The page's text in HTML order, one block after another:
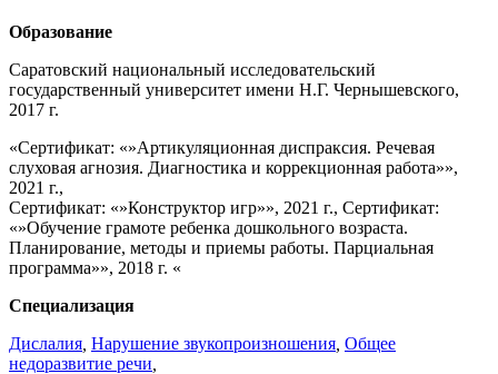
Образование
Саратовский национальный исследовательский
государственный университет имени Н.Г. Чернышевского,
2017 г.
«Сертификат: «»Артикуляционная диспраксия. Речевая
слуховая агнозия. Диагностика и коррекционная работа»»,
2021 г.,
Сертификат: «»Конструктор игр»», 2021 г., Сертификат:
«»Обучение грамоте ребенка дошкольного возраста.
Планирование, методы и приемы работы. Парциальная
программа»», 2018 г. «
Специализация
Дислалия Нарушение звукопроизношения Общее
недоразвитие речи